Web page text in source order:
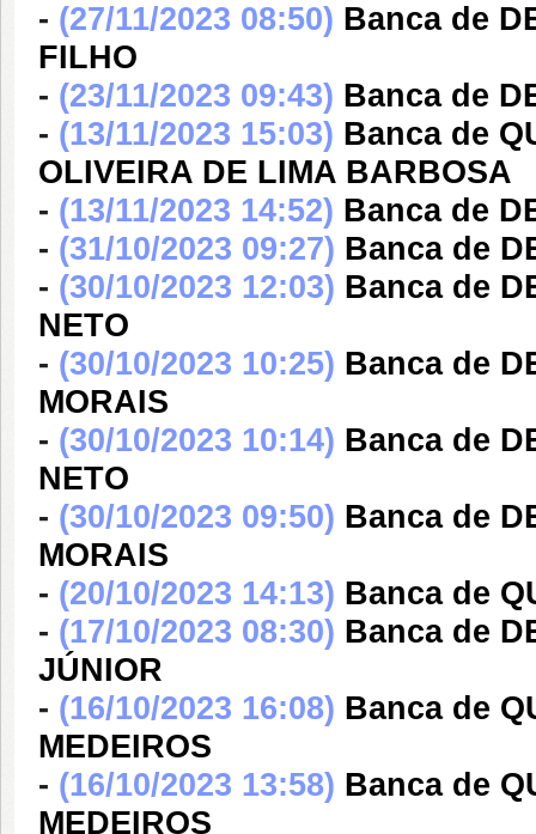
- (27/11/2023 08:50) Banca de
FILHO
- (23/11/2023 09:43) Banca de
- (13/11/2023 15:03) Banca de
OLIVEIRA DE LIMA BARBOSA
- (13/11/2023 14:52) Banca de
- (31/10/2023 09:27) Banca de
- (30/10/2023 12:03) Banca de
NETO
- (30/10/2023 10:25) Banca de
MORAIS
- (30/10/2023 10:14) Banca de
NETO
- (30/10/2023 09:50) Banca de
MORAIS
- (20/10/2023 14:13) Banca de
- (17/10/2023 08:30) Banca de
JÚNIOR
- (16/10/2023 16:08) Banca de
MEDEIROS
- (16/10/2023 13:58) Banca de
MEDEIROS